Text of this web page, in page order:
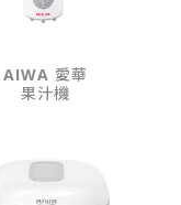
AIWA 愛華
果汁機